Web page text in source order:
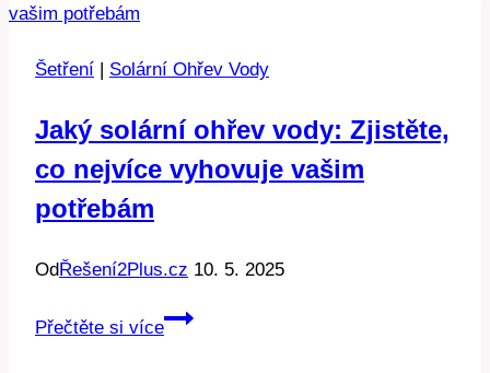
úsilí!
Šetření Solární Ohřev Vody
Jaký solární ohřev vody: Zjistěte,
co nejvíce vyhovuje vašim
potřebám
Od Řešení2Plus.cz 10. 5. 2025
Přečtěte si více
Jaký